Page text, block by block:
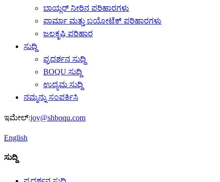
ಬಾಯ್ಲರ್ ನೀರಿನ ಪರಿಹಾರಗಳು
ಫಾರ್ಮಾ ಮತ್ತು ಬಯೋಟೆಕ್ ಪರಿಹಾರಗಳು
ಜಲಕೃಷಿ ಪರಿಹಾರ
ಸುದ್ದಿ
ಪ್ರದರ್ಶನ ಸುದ್ದಿ
BOQU ಸುದ್ದಿ
ಉದ್ಯಮ ಸುದ್ದಿ
ನಮ್ಮನ್ನು ಸಂಪರ್ಕಿಸಿ
ಇಮೇಲ್:joy@shboqu.com
English
ಸುದ್ದಿ